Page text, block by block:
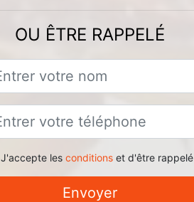
OU ÊTRE RAPPELÉ
J'accepte les conditionset d'être rappelé
Envoyer